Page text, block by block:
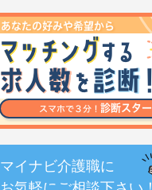
マイナビ介護職に